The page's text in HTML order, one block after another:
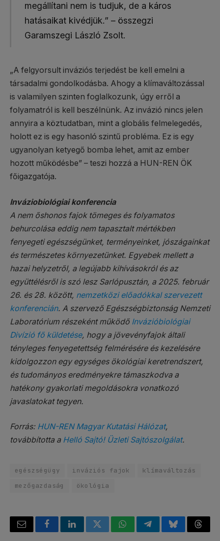
megállítani nem is tudjuk, de a káros
hatásaikat kivédjük.” – összegzi
Garamszegi László Zsolt.
„A felgyorsult inváziós terjedést be kell emelni a
társadalmi gondolkodásba. Ahogy a klímaváltozással
is valamilyen szinten foglalkozunk, úgy erről a
folyamatról is kell beszélnünk. Az invázió nincs jelen
annyira a köztudatban, mint a globális felmelegedés,
holott ez is egy hasonló szintű probléma. Ez is egy
ugyanolyan ketyegő bomba lehet, amit az ember
hozott működésbe” – teszi hozzá a HUN-REN ÖK
főigazgatója.
Inváziobiológiai konferencia
A nem őshonos fajok tömeges és folyamatos
behurcolása eddig nem tapasztalt mértékben
fenyegeti egészségünket, terményeinket, jószágainkat
és természetes környezetünket. Egyebek mellett a
hazai helyzetről, a legújabb kihívásokról és az
együttélésről is szó lesz Sarlópusztán, a 2025. február
26. és 28. között, nemzetközi előadókkal szervezett
konferencián. A szervező Egészségbiztonság Nemzeti
Laboratórium részeként működő Invázióbiológiai
Divízió fő küldetése, hogy a jövevényfajok általi
tényleges fenyegetettség felmérésére és kezelésére
kidolgozzon egy egységes ökológiai keretrendszert,
és tudományos eredményekre támaszkodva a
hatékony gyakorlati megoldásokra vonatkozó
javaslatokat tegyen.
Forrás: HUN-REN Magyar Kutatási Hálózat,
továbbította a Helló Sajtó! Üzleti Sajtószolgálat.
egészségügy inváziós fajok
klímaváltozás
mezőgazdaság
ökológia
Email FacebookLinkedInTwitterWhatsAppTelegramBluesky